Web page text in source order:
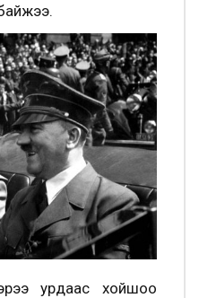
урдаас хойшоо